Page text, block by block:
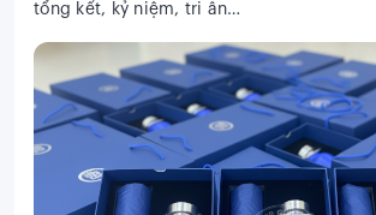
tổng kết, kỷ niệm, tri ân…